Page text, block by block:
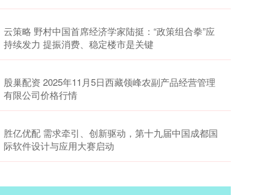
云策略 野村中国首席经济学家陆挺：“政策组合拳”应
持续发力 提振消费、稳定楼市是关键
股巢配资 2025年11月5日西藏领峰农副产品经营管理
有限公司价格行情
胜亿优配 需求牵引、创新驱动，第十九届中国成都国
际软件设计与应用大赛启动